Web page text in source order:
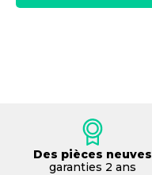
Des pièces neuves
garanties 2 ans